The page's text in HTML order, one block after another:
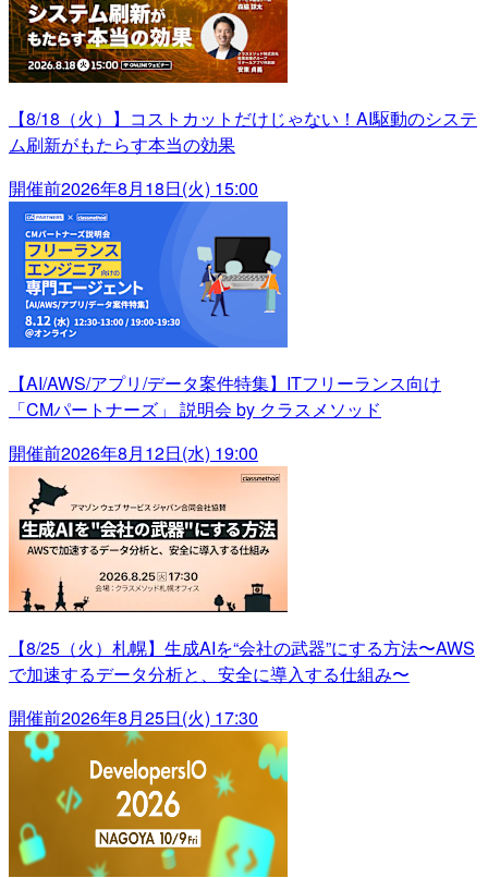
【8/18（火）】コストカットだけじゃない！AI駆動のシステ
ム刷新がもたらす本当の効果
開催前2026年8月18日(火) 15:00
【AI/AWS/アプリ/データ案件特集】ITフリーランス向け
「CMパートナーズ」 説明会 by クラスメソッド
開催前2026年8月12日(水) 19:00
【8/25（火）札幌】生成AIを“会社の武器”にする方法〜AWS
で加速するデータ分析と、安全に導入する仕組み〜
開催前2026年8月25日(火) 17:30